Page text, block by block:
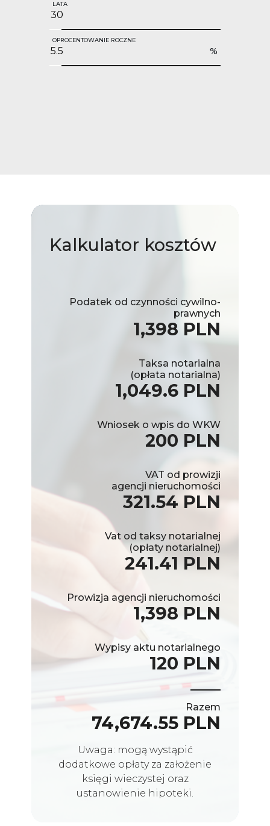
LATA
OPROCENTOWANIE ROCZNE
%
Kalkulator kosztów
Podatek od czynności cywilno-
prawnych
1,398 PLN
Taksa notarialna
(opłata notarialna)
1,049.6 PLN
Wniosek o wpis do WKW
200 PLN
VAT od prowizji
agencji nieruchomości
321.54 PLN
Vat od taksy notarialnej
(opłaty notarialnej)
241.41 PLN
Prowizja agencji nieruchomości
1,398 PLN
Wypisy aktu notarialnego
120 PLN
Razem
74,674.55 PLN
Uwaga: mogą wystąpić
dodatkowe opłaty za założenie
księgi wieczystej oraz
ustanowienie hipoteki.